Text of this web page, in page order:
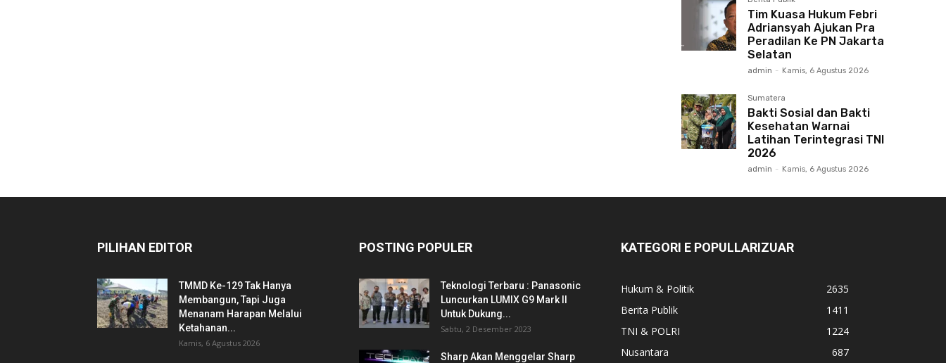
Tim Kuasa Hukum Febri
Adriansyah Ajukan Pra
Peradilan Ke PN Jakarta
Selatan
admin - Kamis, 6 Agustus 2026
Sumatera
Bakti Sosial dan Bakti
Kesehatan Warnai
Latihan Terintegrasi TNI
2026
admin - Kamis, 6 Agustus 2026
PILIHAN EDITOR
TMMD Ke-129 Tak Hanya
Membangun, Tapi Juga
Menanam Harapan Melalui
Ketahanan...
Kamis, 6 Agustus 2026
POSTING POPULER
Teknologi Terbaru : Panasonic
Luncurkan LUMIX G9 Mark II
Untuk Dukung...
Sabtu, 2 Desember 2023
Sharp Akan Menggelar Sharp
KATEGORI E POPULLARIZUAR
Hukum & Politik
2635
Berita Publik
1411
TNI & POLRI
1224
Nusantara
687